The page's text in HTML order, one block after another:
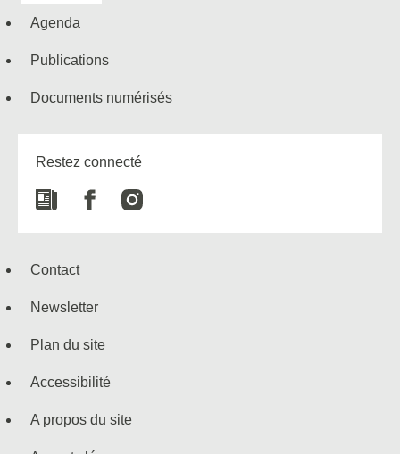
Agenda
Publications
Documents numérisés
Restez connecté
NewspaperFacebook
Contact
Newsletter
Plan du site
Accessibilité
A propos du site